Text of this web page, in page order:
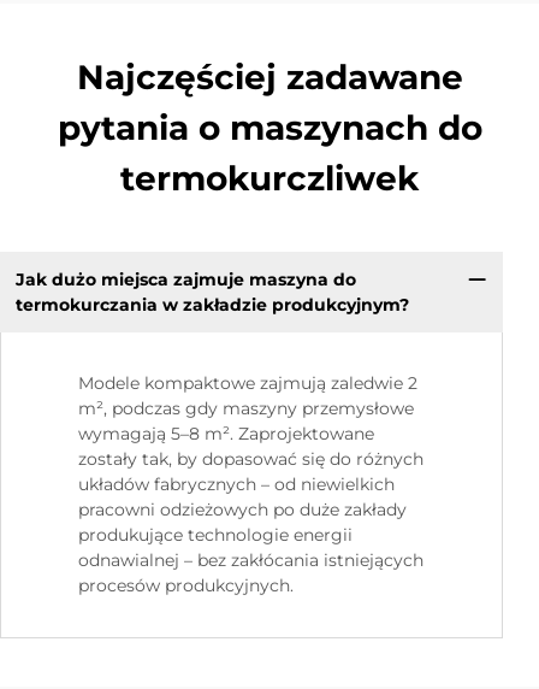
Najczęściej zadawane
pytania o maszynach do
termokurczliwek
Jak dużo miejsca zajmuje maszyna do
termokurczania w zakładzie produkcyjnym?
Modele kompaktowe zajmują zaledwie 2
m², podczas gdy maszyny przemysłowe
wymagają 5–8 m². Zaprojektowane
zostały tak, by dopasować się do różnych
układów fabrycznych – od niewielkich
pracowni odzieżowych po duże zakłady
produkujące technologie energii
odnawialnej – bez zakłócania istniejących
procesów produkcyjnych.